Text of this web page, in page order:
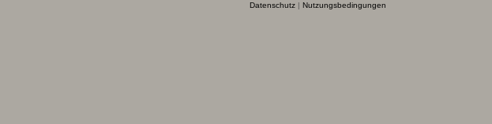
Datenschutz| Nutzungsbedingungen